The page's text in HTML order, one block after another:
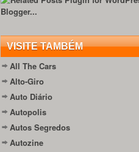
VISITE TAMBÉM
All The Cars
Alto-Giro
Auto Diário
Autopolis
Autos Segredos
Autozine